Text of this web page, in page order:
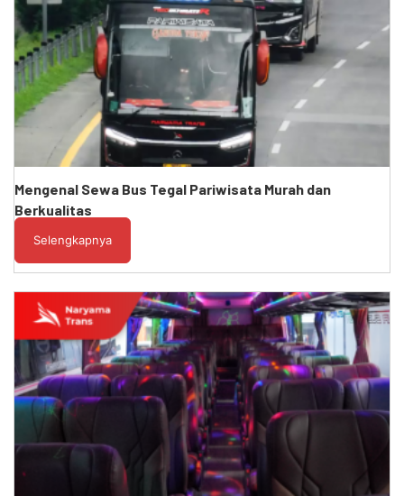
Mengenal Sewa Bus Tegal Pariwisata Murah dan
Berkualitas
Selengkapnya